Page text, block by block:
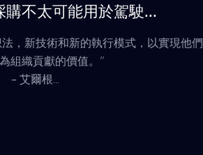
購不太可能用於駕駛...
，新技術和新的執行模式，以實現他們
組織貢獻的價值。”
- 艾爾根...